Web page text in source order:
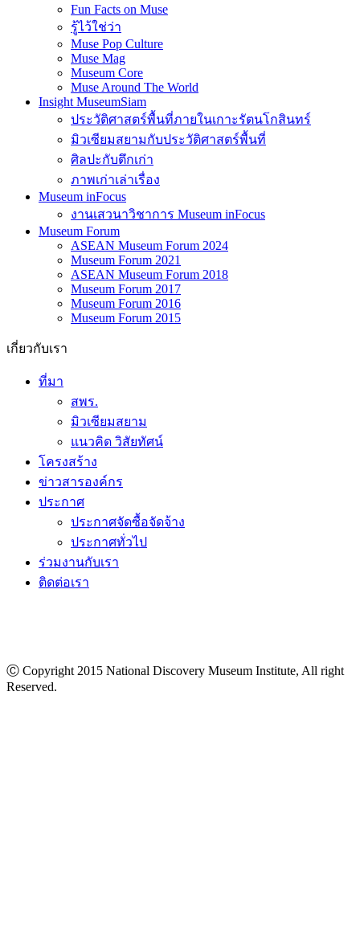
Fun Facts on Muse
รู้ไว้ใช่ว่า
Muse Pop Culture
Muse Mag
Museum Core
Muse Around The World
Insight MuseumSiam
ประวัติศาสตร์พื้นที่ภายในเกาะรัตนโกสินทร์
มิวเซียมสยามกับประวัติศาสตร์พื้นที่
ศิลปะกับตึกเก่า
ภาพเก่าเล่าเรื่อง
Museum inFocus
งานเสวนาวิชาการ Museum inFocus
Museum Forum
ASEAN Museum Forum 2024
Museum Forum 2021
ASEAN Museum Forum 2018
Museum Forum 2017
Museum Forum 2016
Museum Forum 2015
เกี่ยวกับเรา
ที่มา
สพร.
มิวเซียมสยาม
แนวคิด วิสัยทัศน์
โครงสร้าง
ข่าวสารองค์กร
ประกาศ
ประกาศจัดซื้อจัดจ้าง
ประกาศทั่วไป
ร่วมงานกับเรา
ติดต่อเรา
Ⓒ Copyright 2015 National Discovery Museum Institute, All right
Reserved.